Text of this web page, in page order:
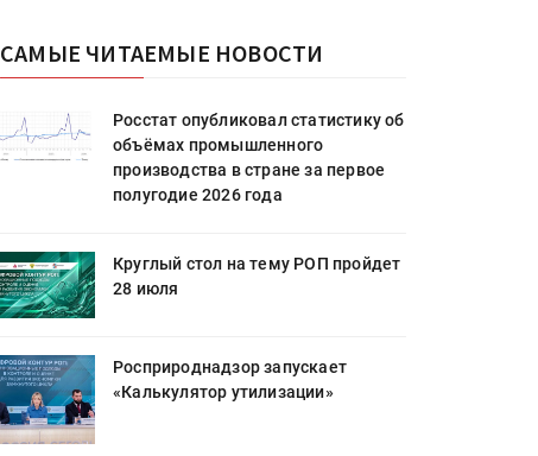
САМЫЕ ЧИТАЕМЫЕ НОВОСТИ
Росстат опубликовал статистику об
объёмах промышленного
производства в стране за первое
полугодие 2026 года
Круглый стол на тему РОП пройдет
28 июля
Росприроднадзор запускает
«Калькулятор утилизации»